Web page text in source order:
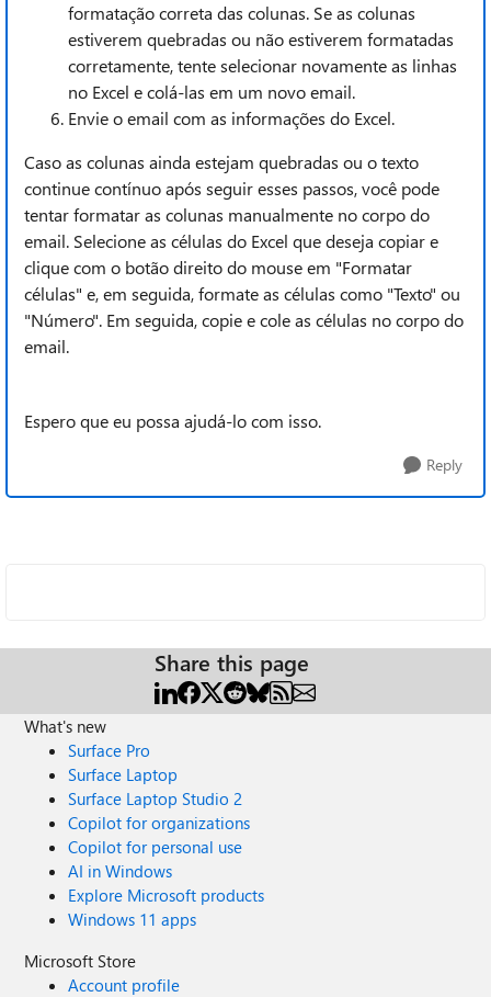
formatação correta das colunas. Se as colunas
estiverem quebradas ou não estiverem formatadas
corretamente, tente selecionar novamente as linhas
no Excel e colá-las em um novo email.
Envie o email com as informações do Excel.
Caso as colunas ainda estejam quebradas ou o texto
continue contínuo após seguir esses passos, você pode
tentar formatar as colunas manualmente no corpo do
email. Selecione as células do Excel que deseja copiar e
clique com o botão direito do mouse em "Formatar
células" e, em seguida, formate as células como "Texto" ou
"Número". Em seguida, copie e cole as células no corpo do
email.
Espero que eu possa ajudá-lo com isso.
Reply
Share this page
What's new
Surface Pro
Surface Laptop
Surface Laptop Studio 2
Copilot for organizations
Copilot for personal use
AI in Windows
Explore Microsoft products
Windows 11 apps
Microsoft Store
Account profile